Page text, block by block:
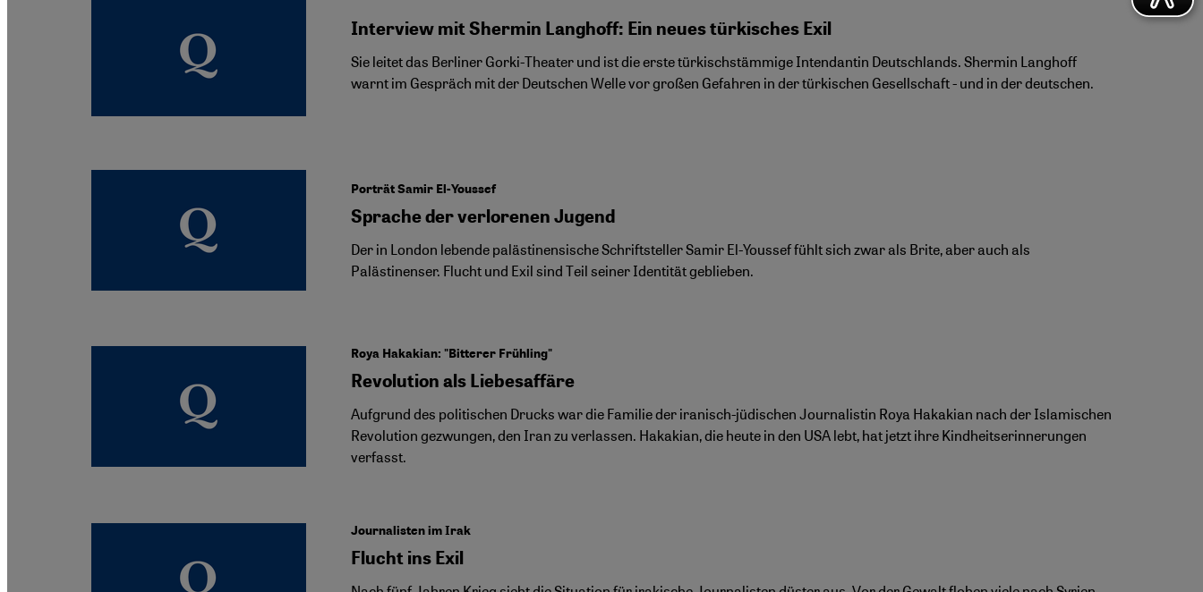
Interview mit Shermin Langhoff: Ein neues türkisches Exil
Sie leitet das Berliner Gorki-Theater und ist die erste türkischstämmige Intendantin Deutschlands. Shermin Langhoff
warnt im Gespräch mit der Deutschen Welle vor großen Gefahren in der türkischen Gesellschaft - und in der deutschen.
Porträt Samir El-Youssef
Sprache der verlorenen Jugend
Der in London lebende palästinensische Schriftsteller Samir El-Youssef fühlt sich zwar als Brite, aber auch als
Palästinenser. Flucht und Exil sind Teil seiner Identität geblieben.
Roya Hakakian: "Bitterer Frühling"
Revolution als Liebesaffäre
Aufgrund des politischen Drucks war die Familie der iranisch-jüdischen Journalistin Roya Hakakian nach der Islamischen
Revolution gezwungen, den Iran zu verlassen. Hakakian, die heute in den USA lebt, hat jetzt ihre Kindheitserinnerungen
verfasst.
Journalisten im Irak
Flucht ins Exil